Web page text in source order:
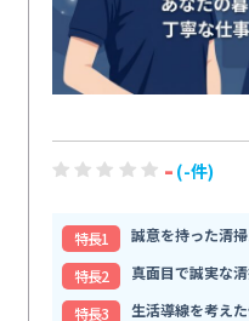
- (-件)
特⻑1
誠意を持った清
特⻑2
真面目で誠実な
特⻑3
生活導線を考え